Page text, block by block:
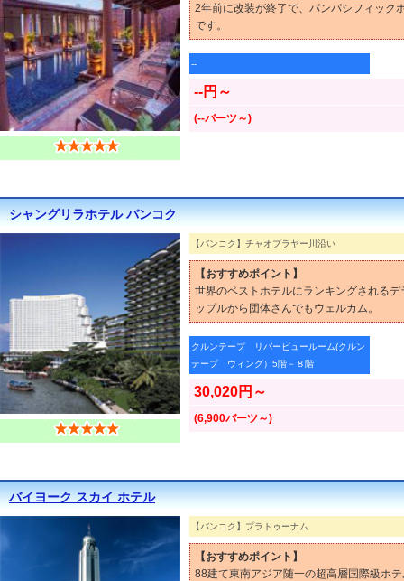
2年前に改装が終了で、パンパシフィック
です。
--
--円～
(--バーツ～)
シャングリラホテル バンコク
【バンコク】チャオプラヤー川沿い
【おすすめポイント】
世界のベストホテルにランキングされる
ップルから団体さんでもウェルカム。
クルンテープ リバービュールーム(クルン
テープ ウィング）5階－８階
30,020円～
(6,900バーツ～)
バイヨーク スカイ ホテル
【バンコク】プラトゥーナム
【おすすめポイント】
88建て東南アジア随一の超高層国際級ホ